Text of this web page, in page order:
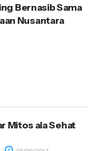
Bernasib Sama
Nusantara
Mitos ala Sehat